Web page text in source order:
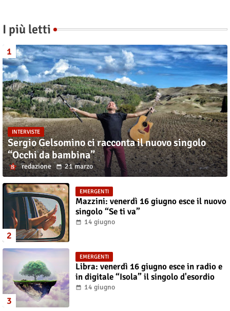
I più letti
INTERVISTE
Sergio Gelsomino ci racconta il nuovo singolo
“Occhi da bambina”
redazione 21 marzo
EMERGENTI
Mazzini: venerdì 16 giugno esce il nuovo
singolo “Se ti va”
14 giugno
EMERGENTI
Libra: venerdì 16 giugno esce in radio e
in digitale “Isola” il singolo d'esordio
14 giugno